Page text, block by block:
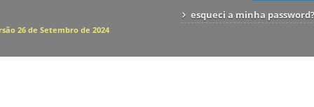
esqueci a minha password?
26 de Setembro de 2024